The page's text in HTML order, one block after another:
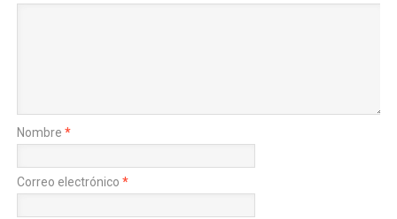
Nombre *
Correo electrónico *